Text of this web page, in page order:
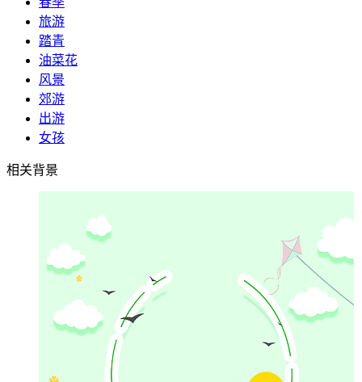
旅游
踏青
油菜花
风景
郊游
出游
女孩
相关背景